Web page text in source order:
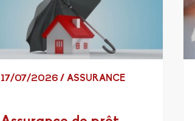
17/07/2026 / ASSURANCE